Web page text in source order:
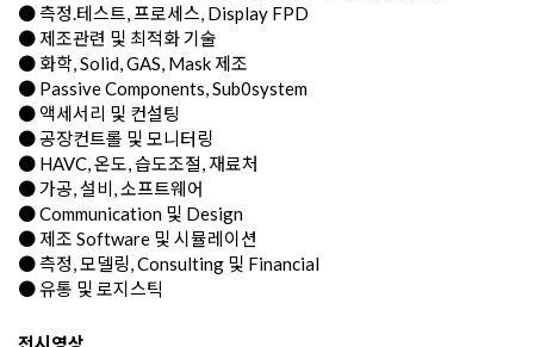
● 측정.테스트, 프로세스, Display FPD
● 제조관련 및 최적화 기술
● 화학, Solid, GAS, Mask 제조
● Passive Components, Sub0system
● 액세서리 및 컨설팅
● 공장컨트롤 및 모니터링
● HAVC, 온도, 습도조절, 재료처
● 가공, 설비, 소프트웨어
● Communication 및 Design
● 제조 Software 및 시뮬레이션
● 측정, 모델링, Consulting 및 Financial
● 유통 및 로지스틱